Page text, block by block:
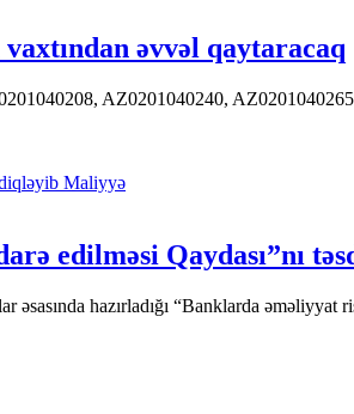
əvvəl qaytaracaq
AZ0201040240,
Maliyyə
edilməsi Qaydası”nı
hazırladığı “Banklarda əməliyyat